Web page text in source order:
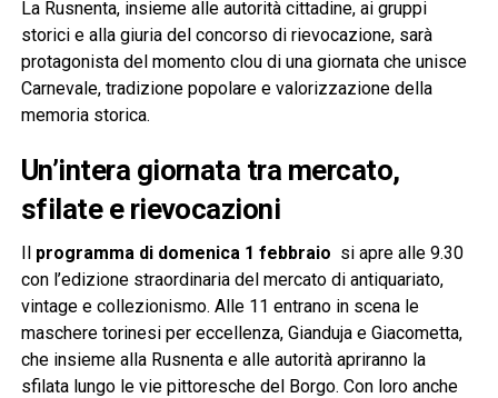
La Rusnenta, insieme alle autorità cittadine, ai gruppi
storici e alla giuria del concorso di rievocazione, sarà
protagonista del momento clou di una giornata che unisce
Carnevale, tradizione popolare e valorizzazione della
memoria storica.
Un’intera giornata tra mercato,
sfilate e rievocazioni
Il programma di domenica 1 febbraio si apre alle 9.30
con l’edizione straordinaria del mercato di antiquariato,
vintage e collezionismo. Alle 11 entrano in scena le
maschere torinesi per eccellenza, Gianduja e Giacometta,
che insieme alla Rusnenta e alle autorità apriranno la
sfilata lungo le vie pittoresche del Borgo. Con loro anche